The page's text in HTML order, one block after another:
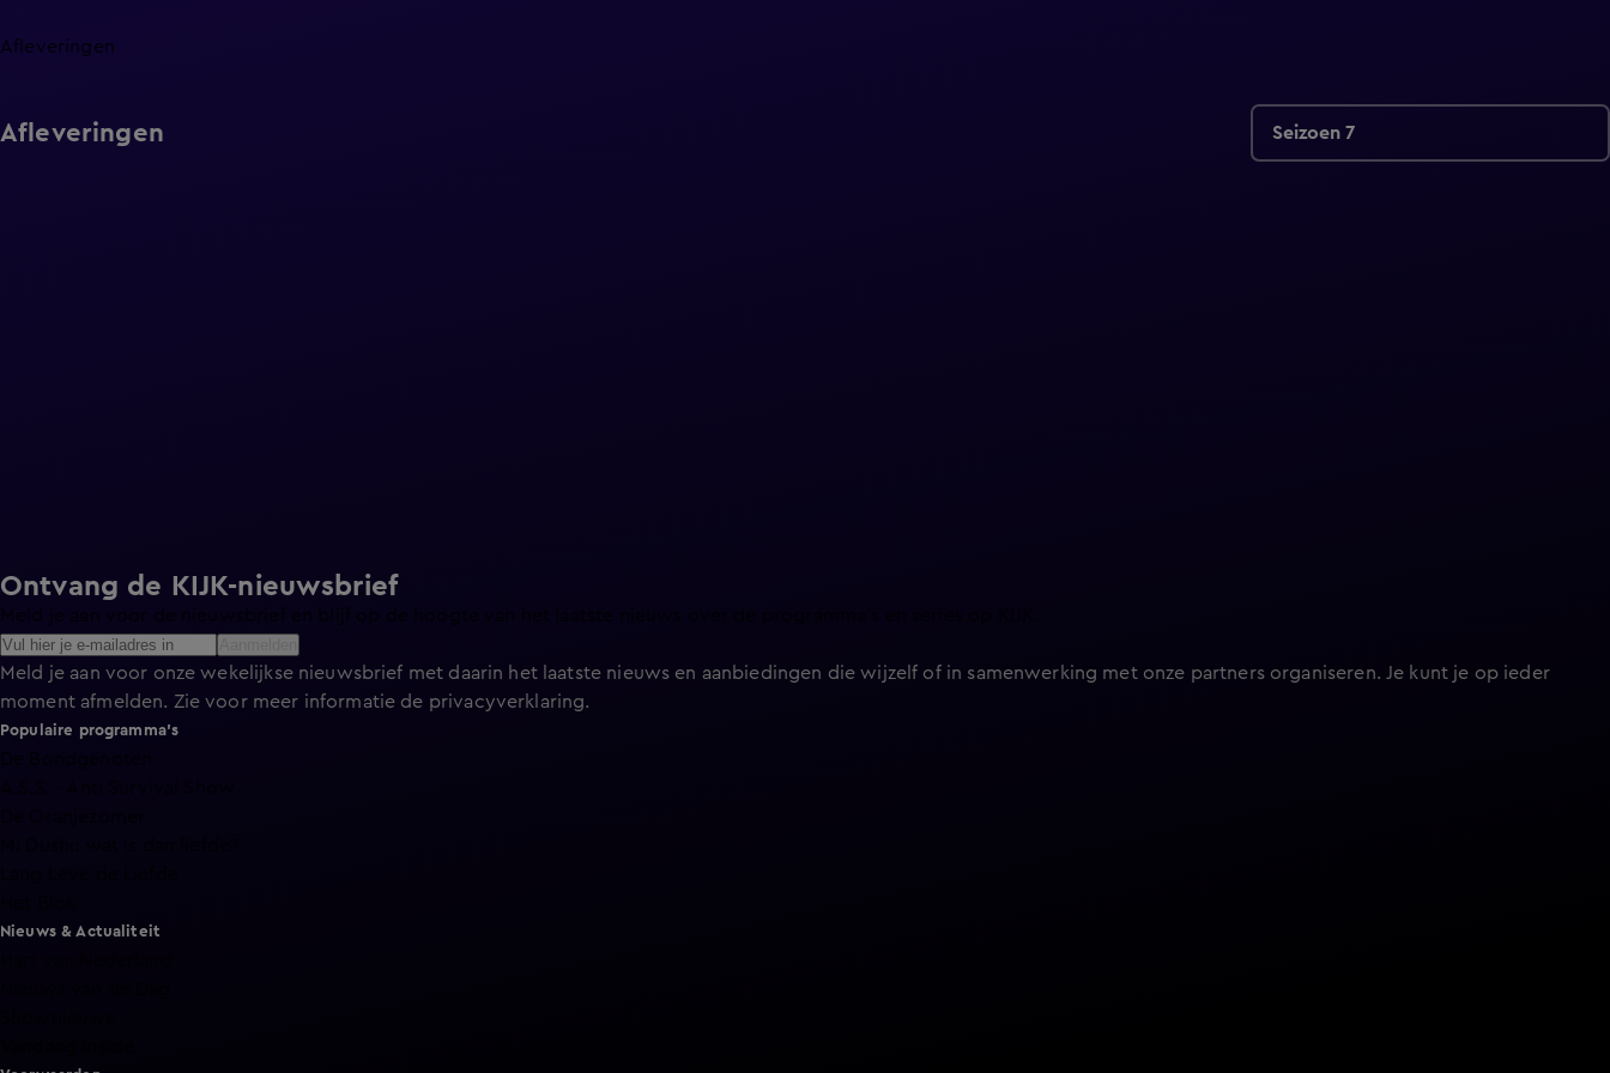
Afleveringen
Afleveringen Seizoen 7
Ontvang de KIJK-nieuwsbrief
Meld je aan voor de nieuwsbrief en blijf op de hoogte van het laatste nieuws over de programma’s en series op KIJK.
Meld je aan voor onze wekelijkse nieuwsbrief met daarin het laatste nieuws en aanbiedingen die wijzelf of in samenwerking met onze partners organiseren. Je kunt je op ieder
moment afmelden. Zie voor meer informatie de privacyverklaring.
Populaire programma's
Nieuws & Actualiteit